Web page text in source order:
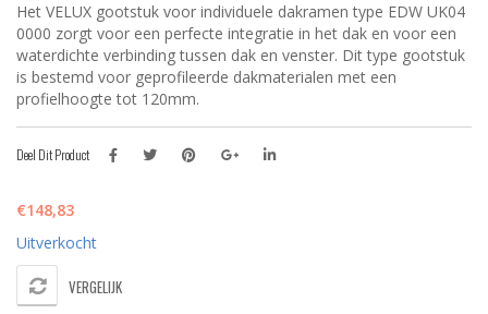
Het VELUX gootstuk voor individuele dakramen type EDW UK04
0000 zorgt voor een perfecte integratie in het dak en voor een
waterdichte verbinding tussen dak en venster. Dit type gootstuk
is bestemd voor geprofileerde dakmaterialen met een
profielhoogte tot 120mm.
Deel Dit Product
€148,83
Uitverkocht
VERGELIJK